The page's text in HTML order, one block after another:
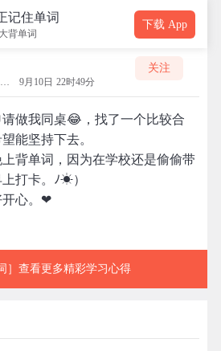
记住单词
背单词
下载 App
Lance119是第一名的拓团 9月10日 22时49分
关注
做我同桌😂，找了一个比较合
能坚持下去。
上背单词，因为在学校还是偷偷带
打卡。ﾉ☀）
开心。❤
］查看更多精彩学习心得